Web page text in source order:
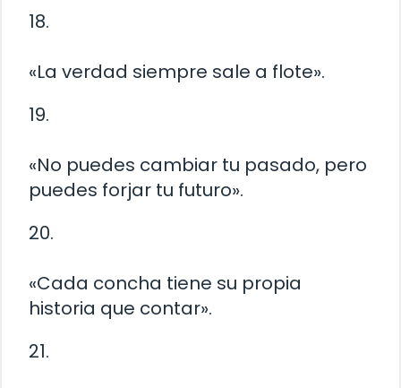
18.
«La verdad siempre sale a flote».
19.
«No puedes cambiar tu pasado, pero
puedes forjar tu futuro».
20.
«Cada concha tiene su propia
historia que contar».
21.